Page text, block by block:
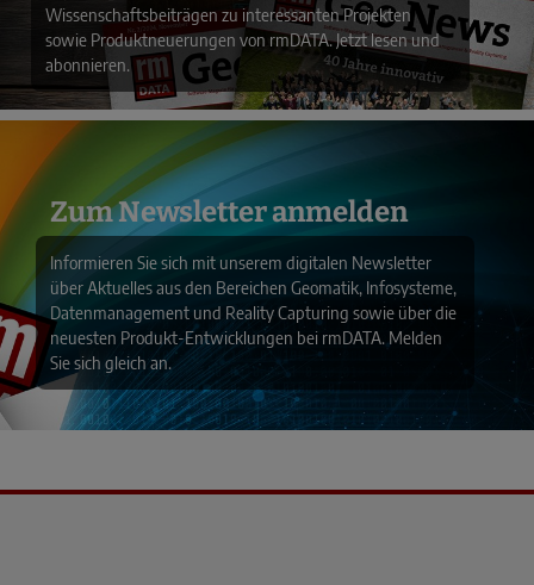
Wissenschaftsbeiträgen zu interessanten Projekten
sowie Produktneuerungen von rmDATA. Jetzt lesen und
abonnieren.
Zum Newsletter anmelden
Informieren Sie sich mit unserem digitalen Newsletter
über Aktuelles aus den Bereichen Geomatik, Infosysteme,
Datenmanagement und Reality Capturing sowie über die
neuesten Produkt-Entwicklungen bei rmDATA. Melden
Sie sich gleich an.